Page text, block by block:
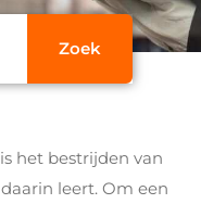
het bestrijden van
leert. Om een